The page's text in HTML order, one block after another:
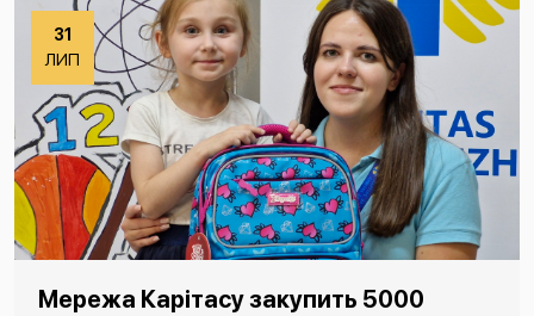
31
ЛИП
Мережа Карітасу закупить 5000